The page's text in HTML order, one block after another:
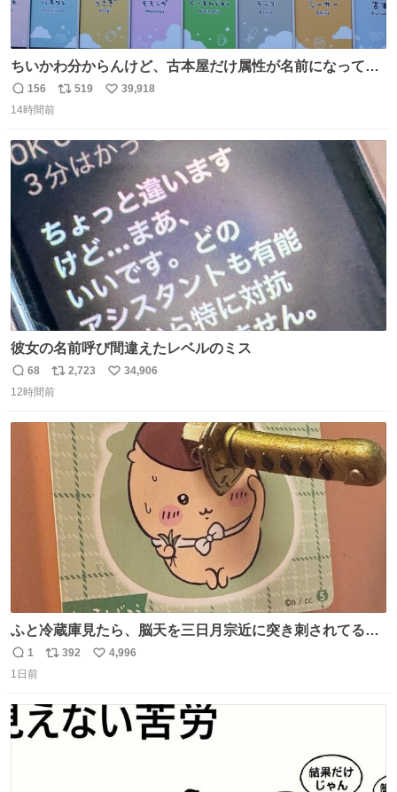
ちいかわ分からんけど、古本屋だけ属性が名前になってる
のはどういうこと？
返
信
156
リ
ト
数
519
い
数
39,918
14時間前
彼女の名前呼び間違えたレベルのミス
返
信
68
リ
ポ
ト
数
2,723
い
数
34,906
12時間前
ふと冷蔵庫見たら、脳天を三日月宗近に突き刺されてるく
りまんじゅうパイセンが
返
信
1
リ
ト
数
392
い
数
4,996
1日前